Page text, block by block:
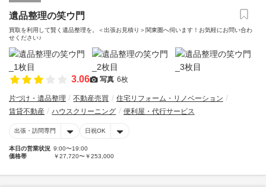
遺品整理の笑ウ門
買取を利用して賢く遺品整理を。＜出張お見積り＞関東圏へ伺います！お気軽にお問い合わ
せください♪
3.06 写真 6枚
片づけ・遺品整理 不動産売買
住宅リフォーム・リノベーション
賃貸不動産
ハウスクリーニング 便利屋・代行サービス
出張・訪問専門 日祝OK
本日の営業状況 9:00〜19:00
価格帯
￥27,720〜￥253,000